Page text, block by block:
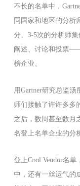
不长的名单中，
同国家和地区的分
分、3-5次的分析师
阐述、讨论和投票
榜企业。
用Gartner研究总监
师们接触了许许多多
之后，数周甚至数月
名登上名单企业的分
登上Cool Vendor名
中，还有一丝运气的